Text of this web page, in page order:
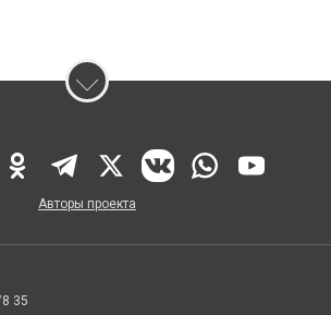
Авторы проекта
35